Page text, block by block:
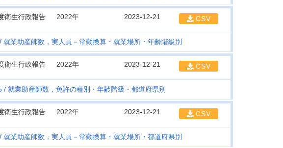
衛生行政報告
2022年 2023-12-21 CSV
就業助産師数，実人員－常勤換算・就業場所・年齢階級別
衛生行政報告
2022年 2023-12-21 CSV
就業助産師数，免許の種別・年齢階級・都道府県別
衛生行政報告
2022年 2023-12-21 CSV
就業助産師数，実人員－常勤換算・就業場所・都道府県別